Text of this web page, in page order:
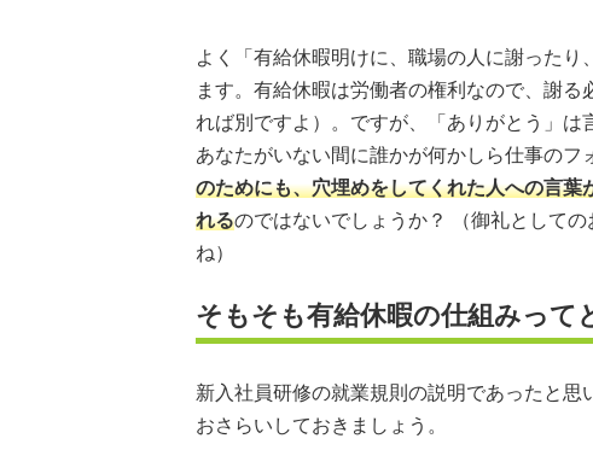
よく「有給休暇明けに、職場の人に謝った
ます。有給休暇は労働者の権利なので、謝
れば別ですよ）。ですが、「ありがとう」は
あなたがいない間に誰かが何かしら仕事のフ
のためにも、穴埋めをしてくれた人への言
れるのではないでしょうか？ （御礼として
ね）
そもそも有給休暇の仕組みって
新入社員研修の就業規則の説明であったと
おさらいしておきましょう。